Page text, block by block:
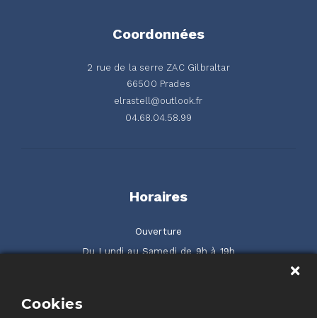
Coordonnées
2 rue de la serre ZAC Gilbraltar
66500 Prades
elrastell@outlook.fr
04.68.04.58.99
Horaires
Ouverture
Du Lundi au Samedi de 9h à 19h
Cookies